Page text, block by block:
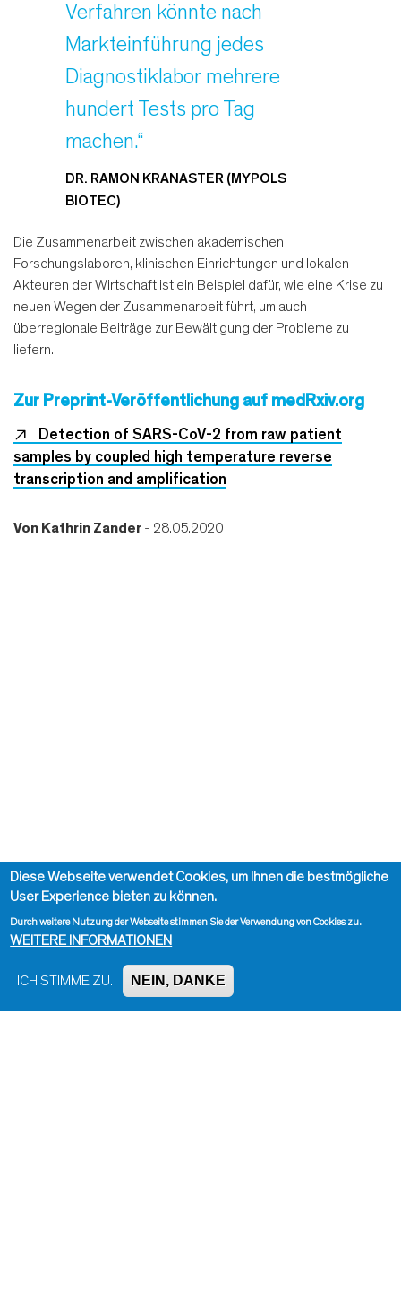
Verfahren könnte nach
Markteinführung jedes
Diagnostiklabor mehrere
hundert Tests pro Tag
machen.“
DR. RAMON KRANASTER (MYPOLS
BIOTEC)
Die Zusammenarbeit zwischen akademischen
Forschungslaboren, klinischen Einrichtungen und lokalen
Akteuren der Wirtschaft ist ein Beispiel dafür, wie eine Krise zu
neuen Wegen der Zusammenarbeit führt, um auch
überregionale Beiträge zur Bewältigung der Probleme zu
liefern.
Zur Preprint-Veröffentlichung auf medRxiv.org
Detection of SARS-CoV-2 from raw patient
samples by coupled high temperature reverse
transcription and amplification
Von Kathrin Zander - 28.05.2020
Diese Webseite verwendet Cookies, um Ihnen die bestmögliche
User Experience bieten zu können.
Durch weitere Nutzung der Webseite stimmen Sie der Verwendung von Cookies zu.
WEITERE INFORMATIONEN
ICH STIMME ZU. NEIN, DANKE